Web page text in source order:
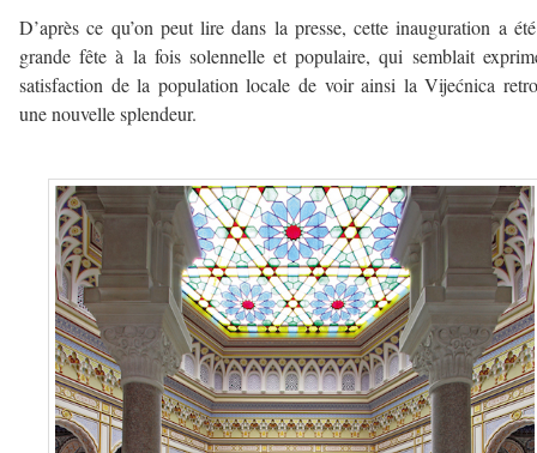
D’après ce qu’on peut lire dans la presse, cette inauguration a
grande fête à la fois solennelle et populaire, qui semblait
satisfaction de la population locale de voir ainsi la Vijećnica
une nouvelle splendeur.